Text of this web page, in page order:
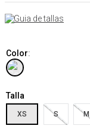
Guia de tallas
Color:
Talla
XS S M